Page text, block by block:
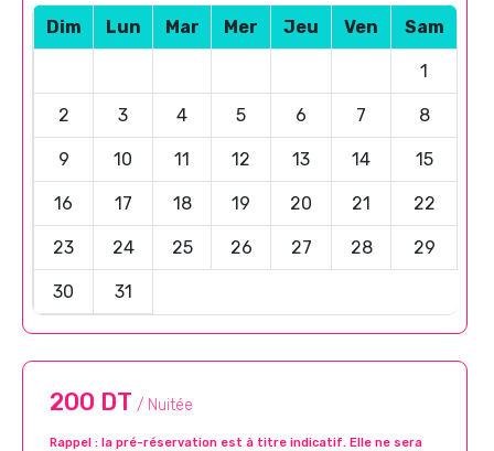
Dim Lun Mar Mer Jeu Ven Sam
1
2 3 4 5 6 7 8
9 10 11 12 13 14 15
16 17 18 19 20 21 22
23 24 25 26 27 28 29
30 31
200 DT / Nuitée
Rappel : la pré-réservation est à titre indicatif. Elle ne sera